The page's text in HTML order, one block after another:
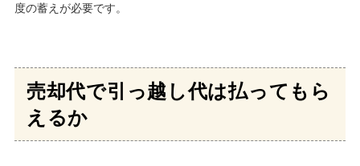
度の蓄えが必要です。
売却代で引っ越し代は払ってもら
えるか